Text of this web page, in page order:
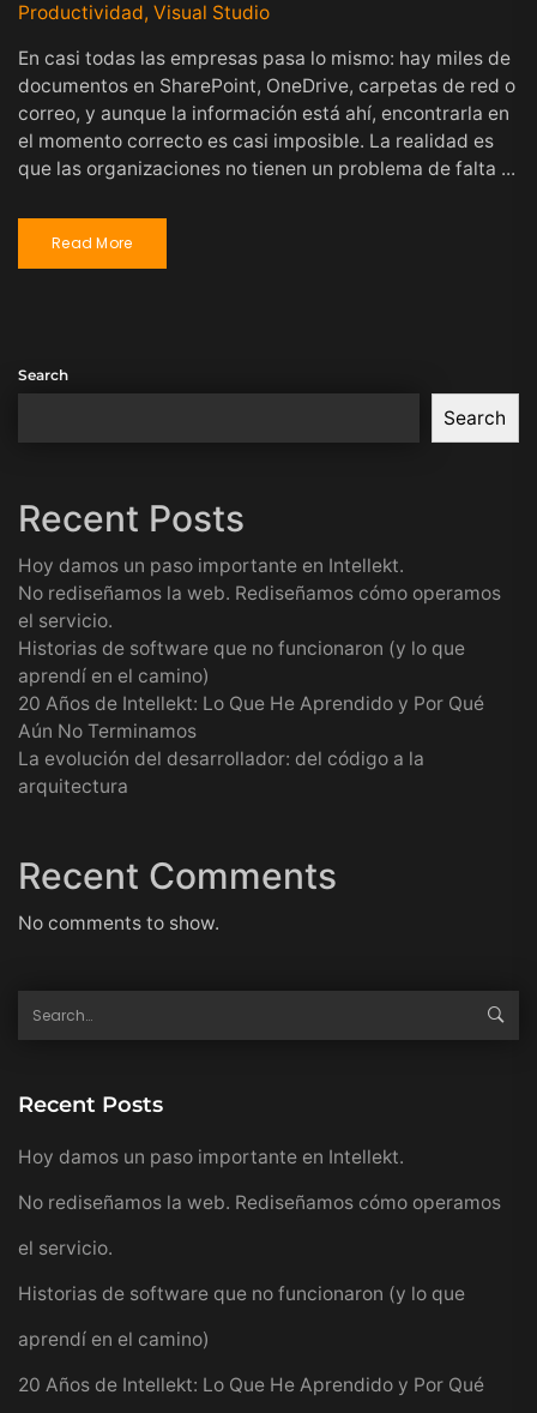
Productividad, Visual Studio
En casi todas las empresas pasa lo mismo: hay miles de
documentos en SharePoint, OneDrive, carpetas de red o
correo, y aunque la información está ahí, encontrarla en
el momento correcto es casi imposible. La realidad es
que las organizaciones no tienen un problema de falta ...
Read More
Search
Search
Recent Posts
Hoy damos un paso importante en Intellekt.
No rediseñamos la web. Rediseñamos cómo operamos
el servicio.
Historias de software que no funcionaron (y lo que
aprendí en el camino)
20 Años de Intellekt: Lo Que He Aprendido y Por Qué
Aún No Terminamos
La evolución del desarrollador: del código a la
arquitectura
Recent Comments
No comments to show.
Recent Posts
Hoy damos un paso importante en Intellekt.
No rediseñamos la web. Rediseñamos cómo operamos
el servicio.
Historias de software que no funcionaron (y lo que
aprendí en el camino)
20 Años de Intellekt: Lo Que He Aprendido y Por Qué